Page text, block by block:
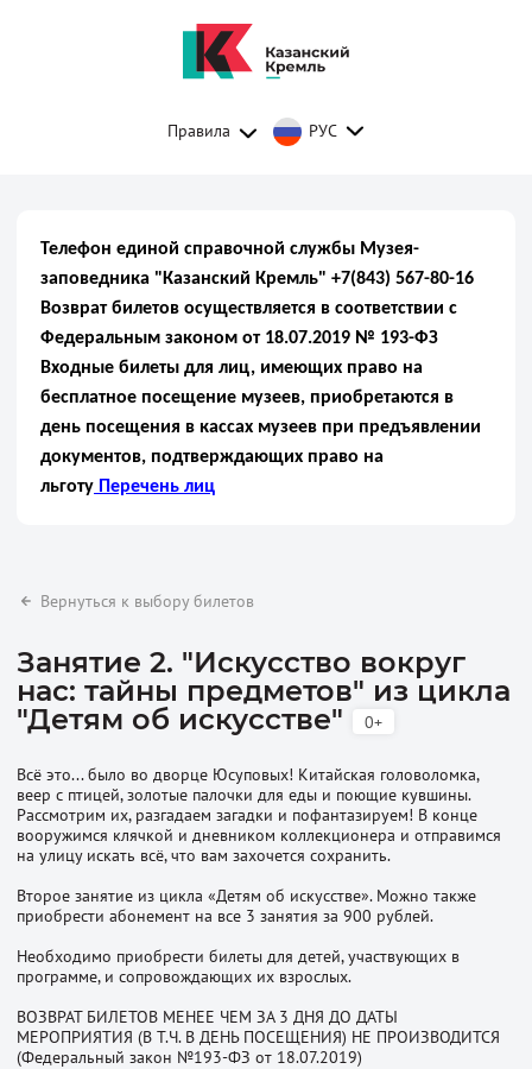
Правила РУС
Телефон единой справочной службы Музея-
заповедника "Казанский Кремль" +7(843) 567-80-16
Возврат билетов осуществляется в соответствии с
Федеральным законом от 18.07.2019 № 193-ФЗ
Входные билеты для лиц, имеющих право на
бесплатное посещение музеев, приобретаются в
день посещения в кассах музеев при предъявлении
документов, подтверждающих право на
льготу Перечень лиц
Вернуться к выбору билетов
Занятие 2. "Искусство вокруг
нас: тайны предметов" из цикла
"Детям об искусстве"
0+
Всё это... было во дворце Юсуповых! Китайская головоломка,
веер с птицей, золотые палочки для еды и поющие кувшины.
Рассмотрим их, разгадаем загадки и пофантазируем! В конце
вооружимся клячкой и дневником коллекционера и отправимся
на улицу искать всё, что вам захочется сохранить.
Второе занятие из цикла «Детям об искусстве». Можно также
приобрести абонемент на все 3 занятия за 900 рублей.
Необходимо приобрести билеты для детей, участвующих в
программе, и сопровождающих их взрослых.
ВОЗВРАТ БИЛЕТОВ МЕНЕЕ ЧЕМ ЗА 3 ДНЯ ДО ДАТЫ
МЕРОПРИЯТИЯ (В Т.Ч. В ДЕНЬ ПОСЕЩЕНИЯ) НЕ ПРОИЗВОДИТСЯ
(Федеральный закон №193-ФЗ от 18.07.2019)